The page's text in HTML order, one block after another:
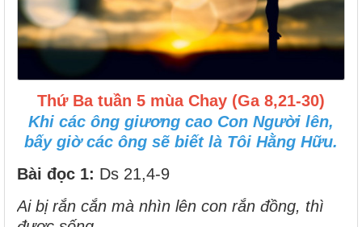
Thứ Ba tuần 5 mùa Chay (Ga 8,21-30)
Khi các ông giương cao Con Người lên,
bấy giờ các ông sẽ biết là Tôi Hằng Hữu.
Bài đọc 1: Ds 21,4-9
Ai bị rắn cắn mà nhìn lên con rắn đồng, thì